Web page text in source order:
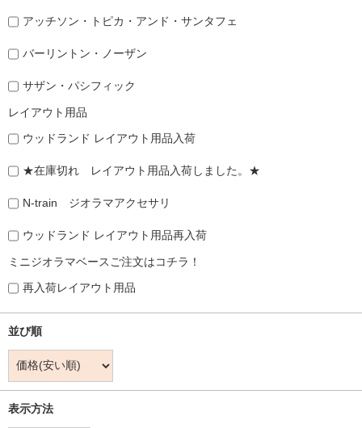
アッチソン・トピカ・アンド・サンタフェ
バーリントン・ノーザン
サザン・パシフィック
レイアウト用品
ウッドランド レイアウト用品入荷
★在庫切れ レイアウト用品入荷しました。★
N-train ジオラマアクセサリ
ウッドランド レイアウト用品再入荷
ミニジオラマベースご注文はコチラ！
再入荷レイアウト用品
並び順
表示方法